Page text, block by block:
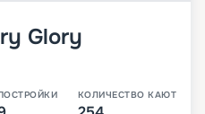
Glory
КОЛИЧЕСТВО КАЮТ